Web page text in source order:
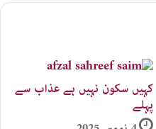
کہیں سکون نہیں ہے عذاب سے
پہلے